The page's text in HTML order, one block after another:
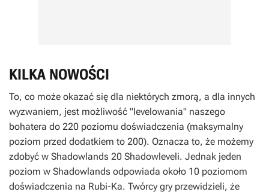
KILKA NOWOŚCI
To, co może okazać się dla niektórych zmorą, a dla innych
wyzwaniem, jest możliwość "levelowania" naszego
bohatera do 220 poziomu doświadczenia (maksymalny
poziom przed dodatkiem to 200). Oznacza to, że możemy
zdobyć w Shadowlands 20 Shadowleveli. Jednak jeden
poziom w Shadowlands odpowiada około 10 poziomom
doświadczenia na Rubi-Ka. Twórcy gry przewidzieli, że